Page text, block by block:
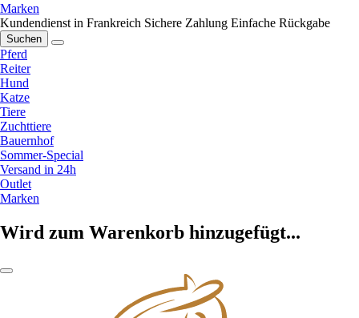
Marken
Kundendienst in Frankreich Sichere Zahlung Einfache Rückgabe
Suchen
Pferd
Reiter
Hund
Katze
Tiere
Zuchttiere
Bauernhof
Sommer-Special
Versand in 24h
Outlet
Marken
Wird zum Warenkorb hinzugefügt...